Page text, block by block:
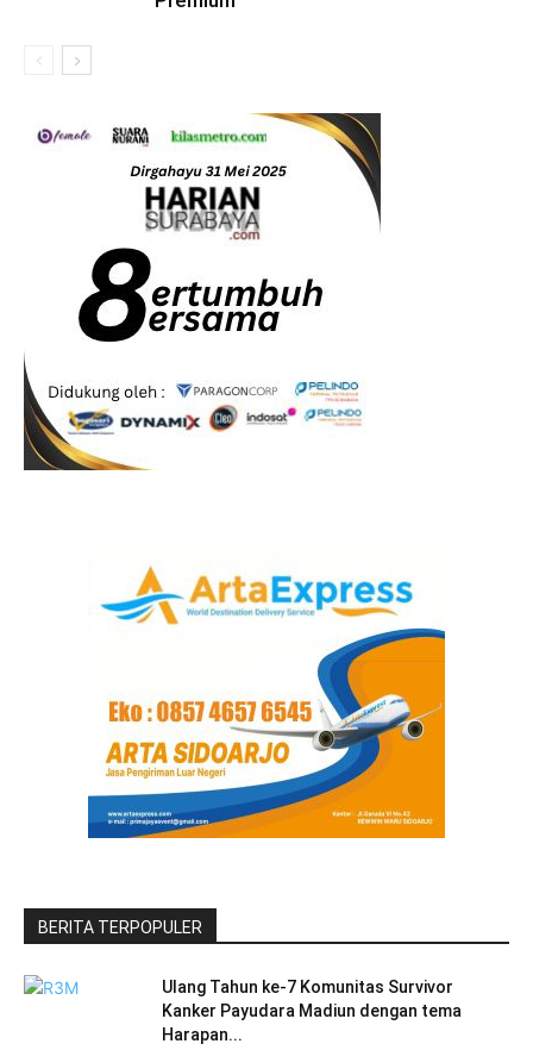
BERITA TERPOPULER
Ulang Tahun ke-7 Komunitas Survivor
Kanker Payudara Madiun dengan tema
Harapan...